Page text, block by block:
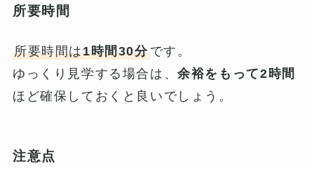
所要時間
所要時間は1時間30分です。
ゆっくり見学する場合は、余裕をもって2時間
ほど確保しておくと良いでしょう。
注意点